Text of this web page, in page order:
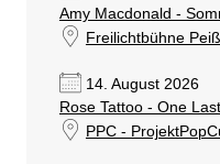
Amy Macdonald -
Freilichtbühne
14. August 2026
Rose Tattoo - One
PPC -